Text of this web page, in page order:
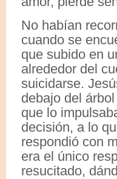
No habían
cuando se
que subido en
alrededor del
suicidarse.
debajo del
que lo
decisión, a lo
respondió con
era el único
resucitado,